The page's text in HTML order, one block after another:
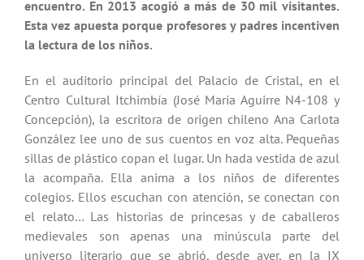
encuentro. En 2013 acogió a más de 30 mil visitantes.
Esta vez apuesta porque profesores y padres incentiven
la lectura de los niños.
En el auditorio principal del Palacio de Cristal, en el
Centro Cultural Itchimbía (José María Aguirre N4-108 y
Concepción), la escritora de origen chileno Ana Carlota
González lee uno de sus cuentos en voz alta. Pequeñas
sillas de plástico copan el lugar. Un hada vestida de azul
la acompaña. Ella anima a los niños de diferentes
colegios. Ellos escuchan con atención, se conectan con
el relato… Las historias de princesas y de caballeros
medievales son apenas una minúscula parte del
universo literario que se abrió, desde ayer, en la IX